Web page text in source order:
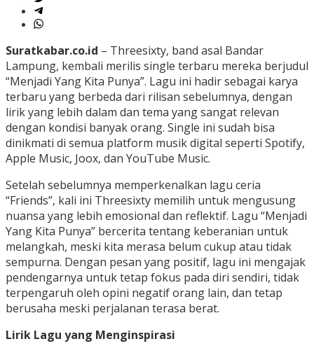
Suratkabar.co.id – Threesixty, band asal Bandar
Lampung, kembali merilis single terbaru mereka berjudul
“Menjadi Yang Kita Punya”. Lagu ini hadir sebagai karya
terbaru yang berbeda dari rilisan sebelumnya, dengan
lirik yang lebih dalam dan tema yang sangat relevan
dengan kondisi banyak orang. Single ini sudah bisa
dinikmati di semua platform musik digital seperti Spotify,
Apple Music, Joox, dan YouTube Music.
Setelah sebelumnya memperkenalkan lagu ceria
“Friends”, kali ini Threesixty memilih untuk mengusung
nuansa yang lebih emosional dan reflektif. Lagu “Menjadi
Yang Kita Punya” bercerita tentang keberanian untuk
melangkah, meski kita merasa belum cukup atau tidak
sempurna. Dengan pesan yang positif, lagu ini mengajak
pendengarnya untuk tetap fokus pada diri sendiri, tidak
terpengaruh oleh opini negatif orang lain, dan tetap
berusaha meski perjalanan terasa berat.
Lirik Lagu yang Menginspirasi